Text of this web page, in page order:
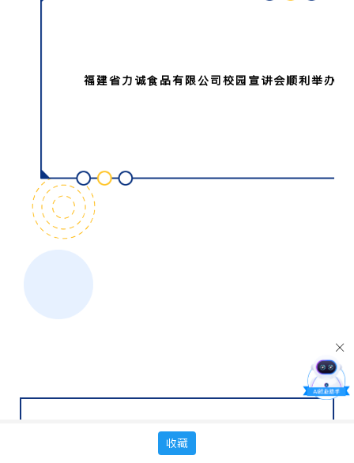
福建省力诚食品有限公司校园宣讲会顺利举办
专场校园宣讲会，于5月19日在中三202教室举行，商
收藏